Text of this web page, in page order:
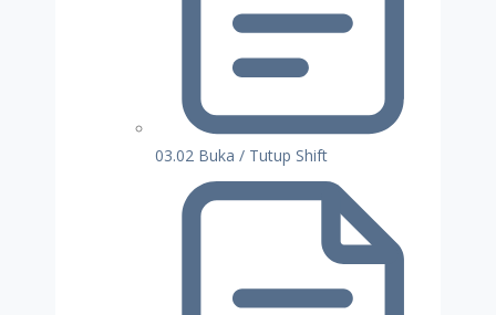
03.02 Buka / Tutup Shift